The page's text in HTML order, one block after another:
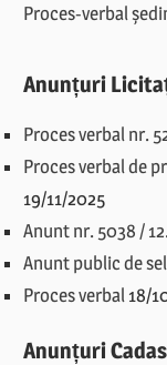
Proces-verbal
Anunțuri
Proces verbal nr.
Proces verbal de
19/11/2025
Anunt nr. 5038 /
Anunt public de
Proces verbal 18/
Anunțuri